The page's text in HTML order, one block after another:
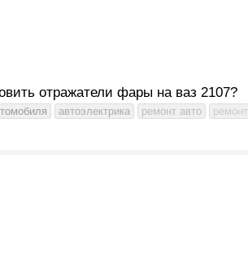
отражатели фары на ваз 2107?
автоэлектрика ремонт авто ремонт